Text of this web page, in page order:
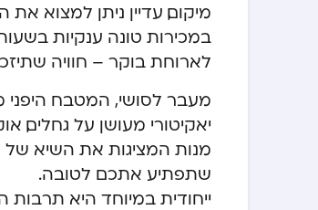
מיקום, עדיין ניתן למצוא
במכירות טונה ענקיות
לארוחת בוקר – חוויה
מעבר לסושי, המטבח
יאקיטורי מעושן על גחלים,
מנות המציגות את השיא של
שתפתיע אתכם לטובה.
ייחודית במיוחד היא תרבות